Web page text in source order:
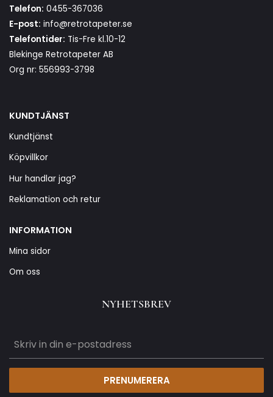
Telefon: 0455-367036
E-post: info@retrotapeter.se
Telefontider: Tis-Fre kl.10-12
Blekinge Retrotapeter AB
Org nr: 556993-3798
KUNDTJÄNST
Kundtjänst
Köpvillkor
Hur handlar jag?
Reklamation och retur
INFORMATION
Mina sidor
Om oss
NYHETSBREV
PRENUMERERA